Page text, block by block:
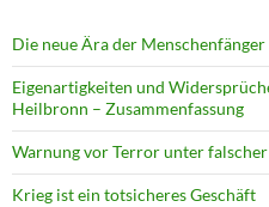
Die neue Ära der Menschenfänger
Eigenartigkeiten und
Heilbronn – Zusammenfassung
Warnung vor Terror unter falscher
Krieg ist ein totsicheres Geschäft